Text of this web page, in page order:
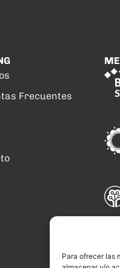
Para ofrecer las
Frecuentes